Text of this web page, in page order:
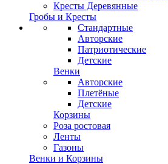
Кресты Деревянные
Гробы и Кресты
Стандартные
Авторские
Патриотические
Детские
Венки
Авторские
Плетёные
Детские
Корзины
Роза ростовая
Ленты
Газоны
Венки и Корзины